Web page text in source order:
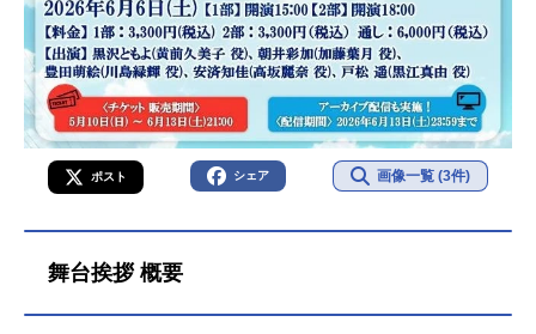
ポスト シェア 画像一覧 (3件)
舞台挨拶 概要